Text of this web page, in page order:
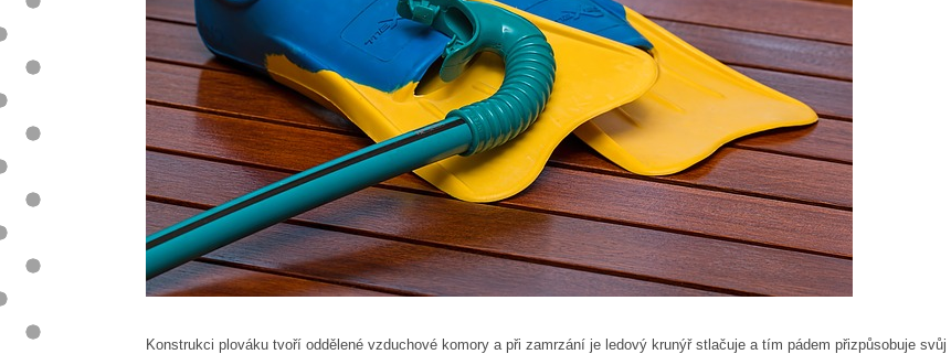
Konstrukci plováku tvoří oddělené vzduchové komory a při zamrzání je ledový krunýř stlačuje a tím pádem přizpůsobuje svůj